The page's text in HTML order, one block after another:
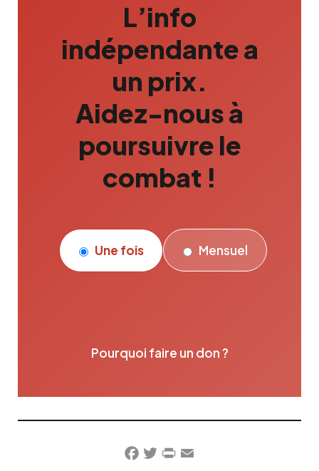
L’info
indépendante a
un prix.
Aidez-nous à
poursuivre le
combat !
Une fois Mensuel
Pourquoi faire un don ?
Facebook
TwitterPrintFriendly
Email